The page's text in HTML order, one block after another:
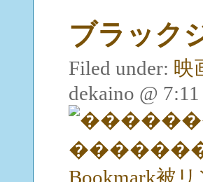
ブラック
Filed under: 映
dekaino @